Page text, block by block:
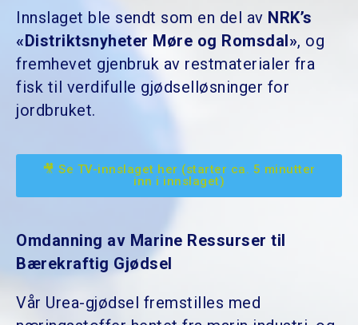
Innslaget ble sendt som en del av NRK’s
«Distriktsnyheter Møre og Romsdal», og
fremhevet gjenbruk av restmaterialer fra
fisk til verdifulle gjødselløsninger for
jordbruket.
🎥 Se TV-innslaget her (starter ca. 5 minutter
inn i innslaget)
Omdanning av Marine Ressurser til
Bærekraftig Gjødsel
Vår Urea-gjødsel fremstilles med